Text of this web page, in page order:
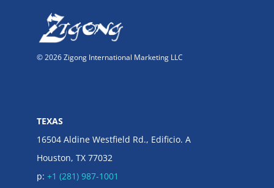
© 2026 Zigong International Marketing LLC
TEXAS
16504 Aldine Westfield Rd., Edificio. A
Houston, TX 77032
p: +1 (281) 987-1001